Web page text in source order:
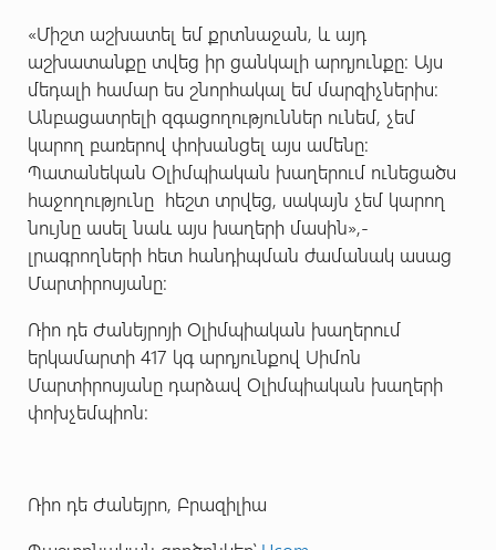
«Միշտ աշխատել եմ քրտնաջան, և այդ
աշխատանքը տվեց իր ցանկալի արդյունքը: Այս
մեդալի համար ես շնորհակալ եմ մարզիչներիս:
Անբացատրելի զգացողություններ ունեմ, չեմ
կարող բառերով փոխանցել այս ամենը:
Պատանեկան Օլիմպիական խաղերում ունեցածս
հաջողությունը հեշտ տրվեց, սակայն չեմ կարող
նույնը ասել նաև այս խաղերի մասին»,-
լրագրողների հետ հանդիպման ժամանակ ասաց
Մարտիրոսյանը:
Ռիո դե Ժանեյրոյի Օլիմպիական խաղերում
երկամարտի 417 կգ արդյունքով Սիմոն
Մարտիրոսյանը դարձավ Օլիմպիական խաղերի
փոխչեմպիոն:
Ռիո դե Ժանեյրո, Բրազիլիա